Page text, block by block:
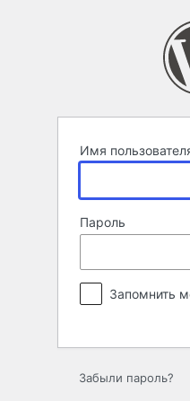
Имя
Пароль
Запомнить
Забыли пароль?